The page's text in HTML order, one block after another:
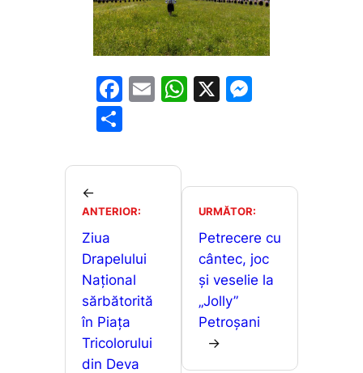
F
e
o
k
E
l
W
A
p
p
X
e
n
g
er
ta
a
z
ă
←
ANTERIOR:
Ziua
Drapelului
Național
sărbătorită
în Piața
Tricolorului
din Deva
URMĂTOR:
Petrecere cu
cântec, joc
și veselie la
„Jolly”
Petroșani
→